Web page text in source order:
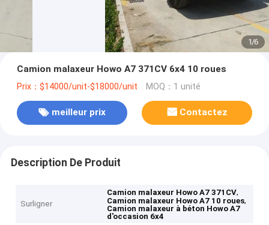
1/6
Camion malaxeur Howo A7 371CV 6x4 10 roues
Prix：$14000/unit-$18000/unit MOQ：1 unité
meilleur prix Contactez
Description De Produit
Surligner
Camion malaxeur Howo A7 371CV,
Camion malaxeur Howo A7 10 roues,
Camion malaxeur à béton Howo A7
d'occasion 6x4